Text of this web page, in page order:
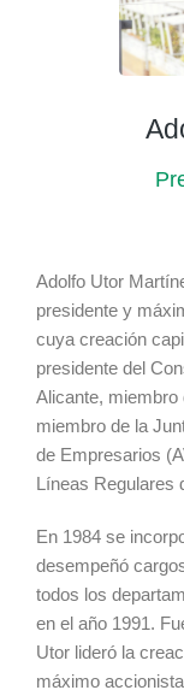
Adolfo Utor
presidente y
cuya creación
presidente del
Alicante, miembro
miembro de la
de Empresarios
Líneas Regulares
En 1984 se
desempeñó
todos los
en el año 1991.
Utor lideró la
máximo